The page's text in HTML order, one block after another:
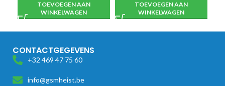
TOEVOEGEN AAN
WINKELWAGEN
TOEVOEGEN AAN
WINKELWAGEN
CONTACTGEGEVENS
+32 469 47 75 60
info@gsmheist.be